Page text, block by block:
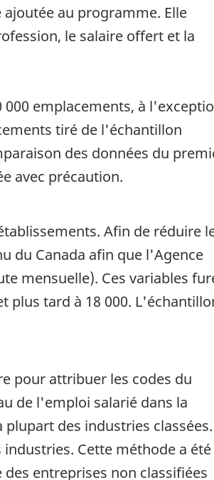
ajoutée au programme. Elle
le salaire offert et la
emplacements, à
tiré de l'échantillon
des données du
avec précaution.
Afin de réduire
du Canada afin que l'Agence
mensuelle). Ces variables
plus tard à 18 000.
pour attribuer les codes du
de l'emploi salarié dans la
des industries classées.
Cette méthode a été
entreprises non classifiées